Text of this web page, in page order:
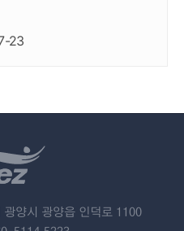
23
양시 광양읍 인덕로 1100